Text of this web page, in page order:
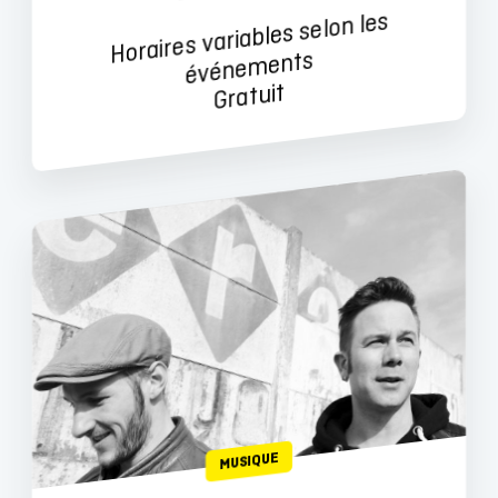
Horaires variables selon les
événe
ments
Gratuit
MUSIQUE